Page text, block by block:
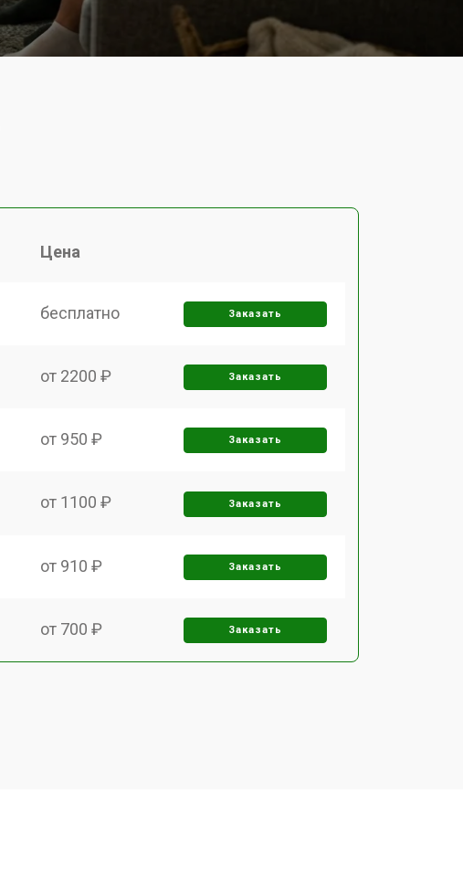
Цена
бесплатно Заказать
от 2200 ₽ Заказать
от 950 ₽ Заказать
от 1100 ₽ Заказать
от 910 ₽ Заказать
от 700 ₽ Заказать